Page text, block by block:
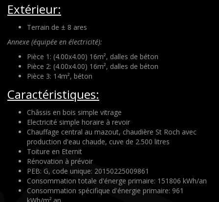
Extérieur:
Terrain de ± 8 ares
Annexe (équipée en électricité):
Pièce 1: (4.00x4.00) 16m², dalles de béton
Pièce 2: (4.00x4.00) 16m², dalles de béton
Pièce 3: 14m², béton
Caractéristiques:
Châssis en bois simple vitrage
Electricité simple horaire à revoir
Chauffage central au mazout, chaudière St Roch avec
production d'eau chaude, cuve de 2.500 litres
Toiture en Eternit
Rénovation à prévoir
PEB: G, code unique: 20150225009861
Consommation totale d'énerge primaire: 151806 kWh/an
Consommation spécifique d'énergie primaire: 961